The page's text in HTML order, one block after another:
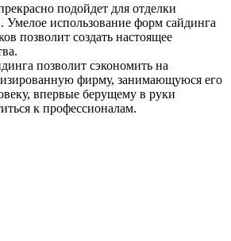
подойдет для отделки
Умелое использование форм сайдинга
позволит создать настоящее
позволит сэкономить на
фирму, занимающуюся его
впервые берущему в руки
к профессионалам.